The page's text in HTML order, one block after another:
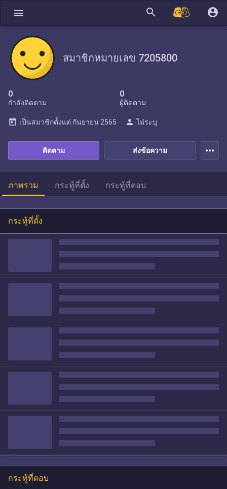
menu search account_circle
สมาชิกหมายเลข 7205800
0
กำลังติดตาม
0
ผู้ติดตาม
ส่งข้อความ
ติดตาม
today เป็นสมาชิกตั้งแต่ กันยายน 2565 person ไม่ระบุ
more_horiz
ภาพรวม กระทู้ที่ตั้ง กระทู้ที่ตอบ
กระทู้ที่ตั้ง
กระทู้ที่ตอบ